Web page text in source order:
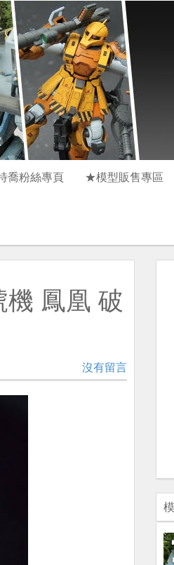
喬粉絲專頁 ★模型販售專區
機 鳳凰 破
沒有留言